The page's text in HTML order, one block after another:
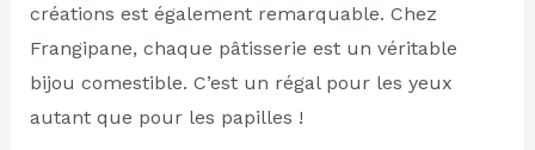
créations est également remarquable. Chez
Frangipane, chaque pâtisserie est un véritable
bijou comestible. C’est un régal pour les yeux
autant que pour les papilles !